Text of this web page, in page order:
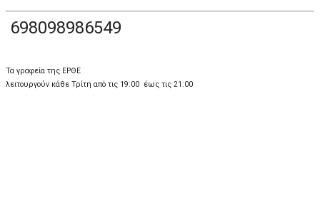
698098986549
Τα γραφεία της ΕΡΘΕ
λειτουργούν κάθε Τρίτη από τις 19:00 έως τις 21:00